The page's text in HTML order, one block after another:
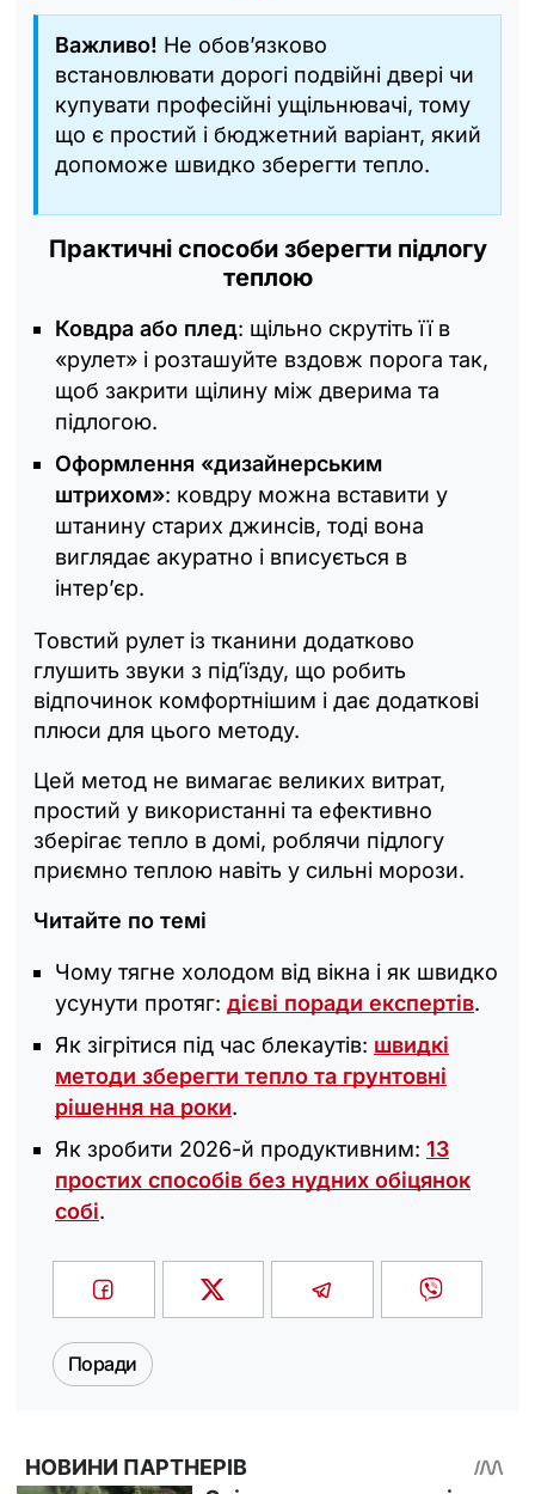
Важливо! Не обов’язково
встановлювати дорогі подвійні двері чи
купувати професійні ущільнювачі, тому
що є простий і бюджетний варіант, який
допоможе швидко зберегти тепло.
Практичні способи зберегти підлогу
теплою
Ковдра або плед: щільно скрутіть її в
«рулет» і розташуйте вздовж порога так,
щоб закрити щілину між дверима та
підлогою.
Оформлення «дизайнерським
штрихом»: ковдру можна вставити у
штанину старих джинсів, тоді вона
виглядає акуратно і вписується в
інтер’єр.
Товстий рулет із тканини додатково
глушить звуки з під’їзду, що робить
відпочинок комфортнішим і дає додаткові
плюси для цього методу.
Цей метод не вимагає великих витрат,
простий у використанні та ефективно
зберігає тепло в домі, роблячи підлогу
приємно теплою навіть у сильні морози.
Читайте по темі
Чому тягне холодом від вікна і як швидко
усунути протяг: дієві поради експертів.
Як зігрітися під час блекаутів: швидкі
методи зберегти тепло та грунтовні
рішення на роки.
Як зробити 2026-й продуктивним: 13
простих способів без нудних обіцянок
собі.
Поради